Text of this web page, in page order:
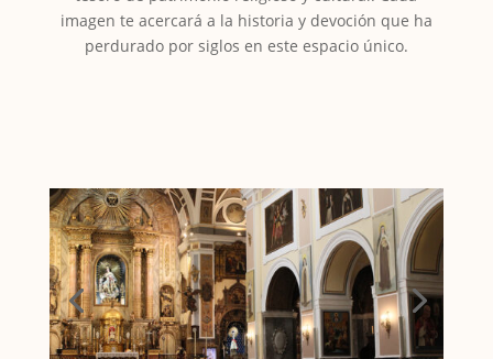
imagen te acercará a la historia y devoción que ha
perdurado por siglos en este espacio único.